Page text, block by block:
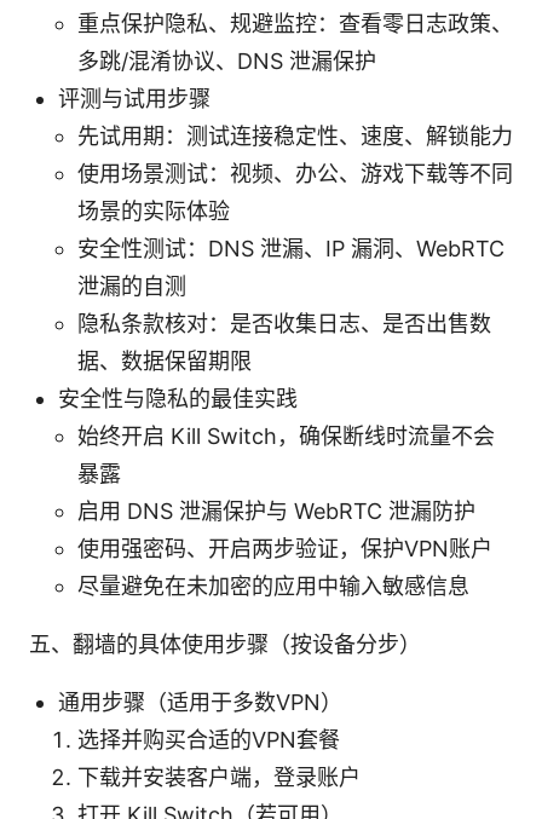
重点保护隐私、规避监控：查看零日志政策、
多跳/混淆协议、DNS 泄漏保护
评测与试用步骤
先试用期：测试连接稳定性、速度、解锁能力
使用场景测试：视频、办公、游戏下载等不同
场景的实际体验
安全性测试：DNS 泄漏、IP 漏洞、WebRTC
泄漏的自测
隐私条款核对：是否收集日志、是否出售数
据、数据保留期限
安全性与隐私的最佳实践
始终开启 Kill Switch，确保断线时流量不会
暴露
启用 DNS 泄漏保护与 WebRTC 泄漏防护
使用强密码、开启两步验证，保护VPN账户
尽量避免在未加密的应用中输入敏感信息
五、翻墙的具体使用步骤（按设备分步）
通用步骤（适用于多数VPN）
选择并购买合适的VPN套餐
下载并安装客户端，登录账户